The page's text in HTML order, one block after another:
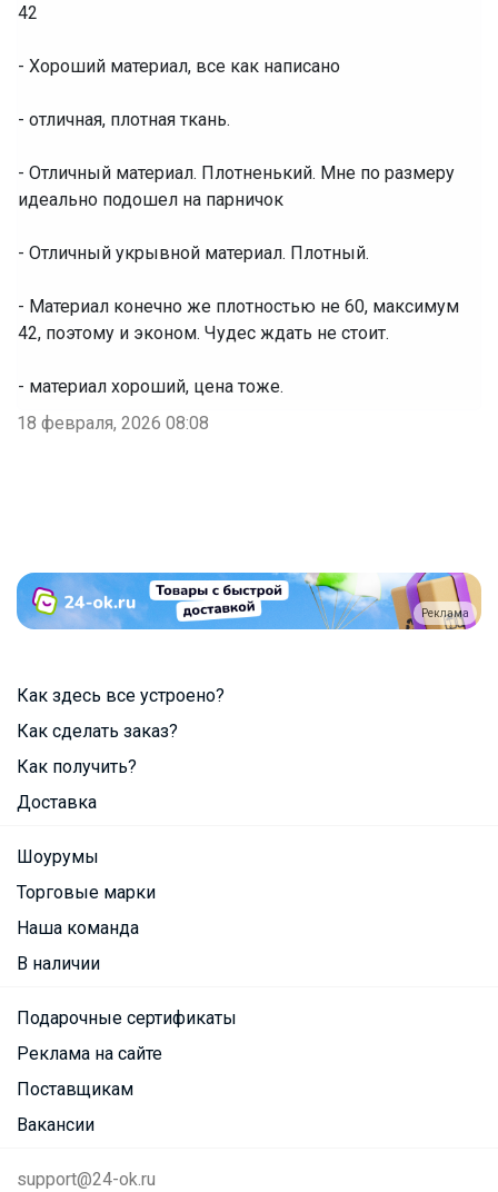
42
- Хороший материал, все как написано
- отличная, плотная ткань.
- Отличный материал. Плотненький. Мне по размеру
идеально подошел на парничок
- Отличный укрывной материал. Плотный.
- Материал конечно же плотностью не 60, максимум
42, поэтому и эконом. Чудес ждать не стоит.
- материал хороший, цена тоже.
18 февраля, 2026 08:08
Реклама
Как здесь все устроено?
Как сделать заказ?
Как получить?
Доставка
Шоурумы
Торговые марки
Наша команда
В наличии
Подарочные сертификаты
Реклама на сайте
Поставщикам
Вакансии
support@24-ok.ru